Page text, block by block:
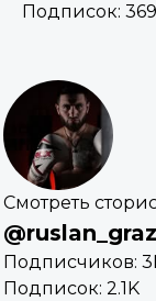
Подписок: 369
Смотреть
@ruslan_graz
Подписчиков:
Подписок: 2.1K